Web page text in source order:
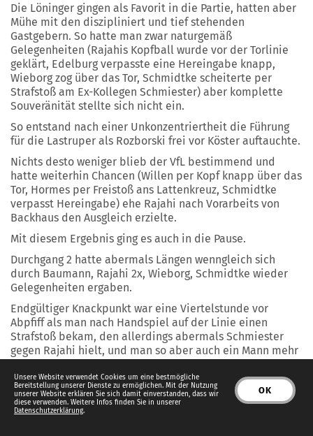
Die Löninger gingen als Favorit in die Partie, hatten aber
Mühe mit den diszipliniert und tief stehenden
Gastgebern. So hatte man zwar naturgemäß
Gelegenheiten (Rajahis Kopfball wurde vor der Torlinie
geklärt, Edelburg verpasste eine Hereingabe knapp,
Wieborg zog über das Tor, Schmidtke scheiterte per
Strafstoß am Ex-Kollegen Schmiester) aber komplette
Souveränität stellte sich nicht ein.
So entstand nach einer Unkonzentriertheit die Führung
für die Lastruper als Rozborski frei vor Köster auftauchte.
Nichts desto weniger blieb der VfL bestimmend und
hatte weiterhin Chancen (Willen per Kopf knapp über das
Tor, Hormes per Freistoß ans Lattenkreuz, Schmidtke
verpasst Hereingabe) ehe Rajahi nach Vorarbeits von
Backhaus den Ausgleich erzielte.
Mit diesem Ergebnis ging es auch in die Pause.
Durchgang 2 hatte abermals Längen wenngleich sich
durch Baumann, Rajahi 2x, Wieborg, Schmidtke wieder
Gelegenheiten ergaben.
Endgültiger Knackpunkt war eine Viertelstunde vor
Abpfiff als man nach Handspiel auf der Linie einen
Strafstoß bekam, den allerdings abermals Schmiester
gegen Rajahi hielt, und man so aber auch ein Mann mehr
So konnte Rajahi sich zwei Mal durchsetzen und schoss
jeweils ein.
OK
Unsere Website verwendet Cookies um eine bestmögliche
Bereitstellung unserer Dienste zu ermöglichen. Mit der Nutzung
unserer Website erklären Sie sich damit einverstanden, dass wir
diese verwenden. Weitere Infos finden Sie in unserer
Datenschutzerklärung.